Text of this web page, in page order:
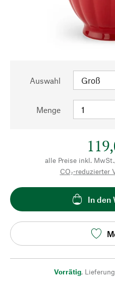
Auswahl
Menge
alle Preise inkl.
CO₂-reduzierter
In den
Vorrätig,